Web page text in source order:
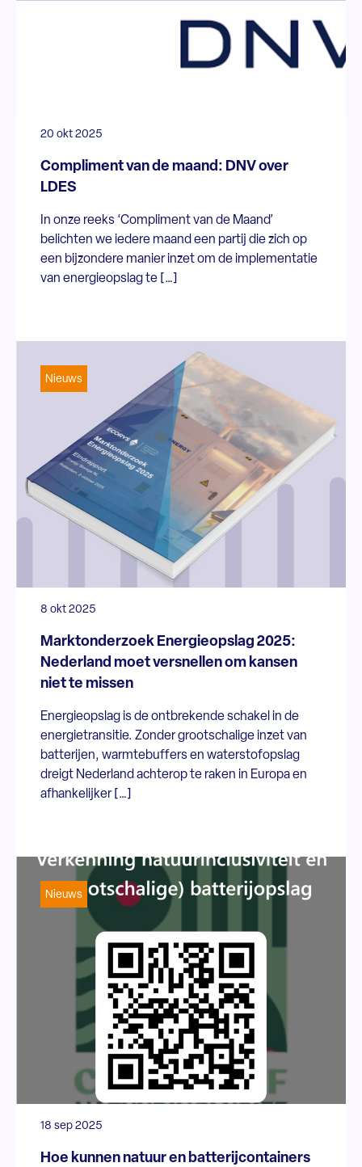
20 okt 2025
Compliment van de maand: DNV over
LDES
In onze reeks ‘Compliment van de Maand’
belichten we iedere maand een partij die zich op
een bijzondere manier inzet om de implementatie
van energieopslag te […]
Nieuws
8 okt 2025
Marktonderzoek Energieopslag 2025:
Nederland moet versnellen om kansen
niet te missen
Energieopslag is de ontbrekende schakel in de
energietransitie. Zonder grootschalige inzet van
batterijen, warmtebuffers en waterstofopslag
dreigt Nederland achterop te raken in Europa en
afhankelijker […]
Nieuws
18 sep 2025
Hoe kunnen natuur en batterijcontainers